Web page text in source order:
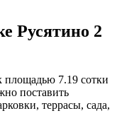
Русятино 2
площадью 7.19 сотки
поставить
террасы, сада,